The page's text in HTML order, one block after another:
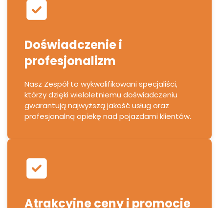
Doświadczenie i
profesjonalizm
Nasz Zespół to wykwalifikowani specjaliści,
którzy dzięki wieloletniemu doświadczeniu
gwarantują najwyższą jakość usług oraz
profesjonalną opiekę nad pojazdami klientów.
Atrakcyjne ceny i promocje